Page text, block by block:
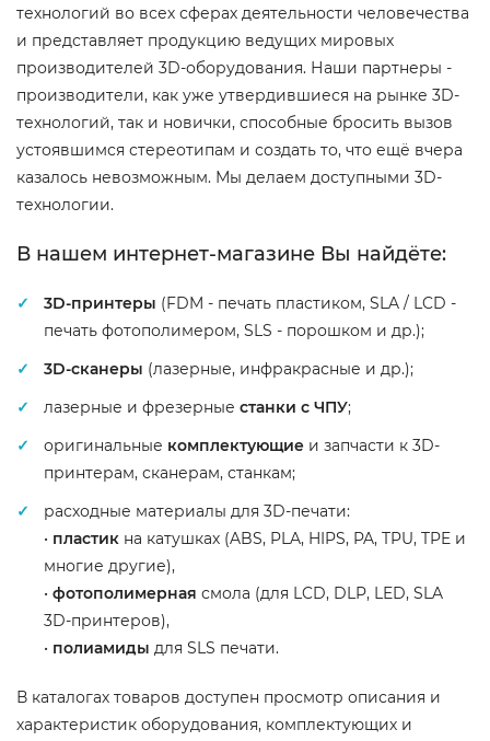
технологий во всех сферах деятельности человечества
и представляет продукцию ведущих мировых
производителей 3D-оборудования. Наши партнеры -
производители, как уже утвердившиеся на рынке 3D-
технологий, так и новички, способные бросить вызов
устоявшимся стереотипам и создать то, что ещё вчера
казалось невозможным. Мы делаем доступными 3D-
технологии.
В нашем интернет-магазине Вы найдёте:
3D-принтеры (FDM - печать пластиком, SLA / LCD -
печать фотополимером, SLS - порошком и др.);
3D-сканеры (лазерные, инфракрасные и др.);
лазерные и фрезерные станки с ЧПУ;
оригинальные комплектующие и запчасти к 3D-
принтерам, сканерам, станкам;
расходные материалы для 3D-печати:
• пластик на катушках (ABS, PLA, HIPS, PA, TPU, TPE и
многие другие),
• фотополимерная смола (для LCD, DLP, LED, SLA
3D-принтеров),
• полиамиды для SLS печати.
В каталогах товаров доступен просмотр описания и
характеристик оборудования, комплектующих и